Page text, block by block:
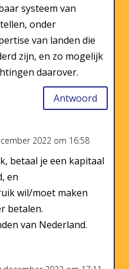
systeem van
onder
van landen die
zijn, en zo mogelijk
daarover.
Antwoord
2022 om 16:58
betaal je een kapitaal
en
wil/moet maken
betalen.
van Nederland.